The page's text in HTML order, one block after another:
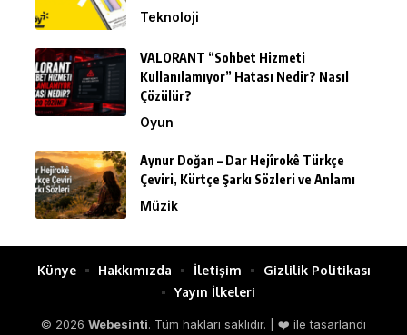
Teknoloji
VALORANT “Sohbet Hizmeti
Kullanılamıyor” Hatası Nedir? Nasıl
Çözülür?
Oyun
Aynur Doğan – Dar Hejîrokê Türkçe
Çeviri, Kürtçe Şarkı Sözleri ve Anlamı
Müzik
© 2026 Webesinti. Tüm hakları saklıdır. | ❤️ ile tasarlandı
Künye Hakkımızda İletişim
Gizlilik Politikası
Yayın İlkeleri